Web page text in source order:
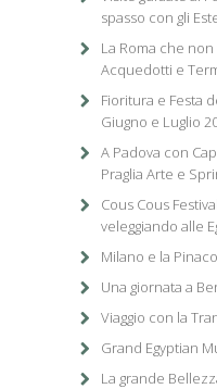
spasso con gli
La Roma che
Acquedotti e
Fioritura e Festa
Giugno e Luglio
A Padova con
Praglia Arte e
Cous Cous
veleggiando alle
Milano e la
Una giornata a
Viaggio con la
Grand Egyptian
La grande